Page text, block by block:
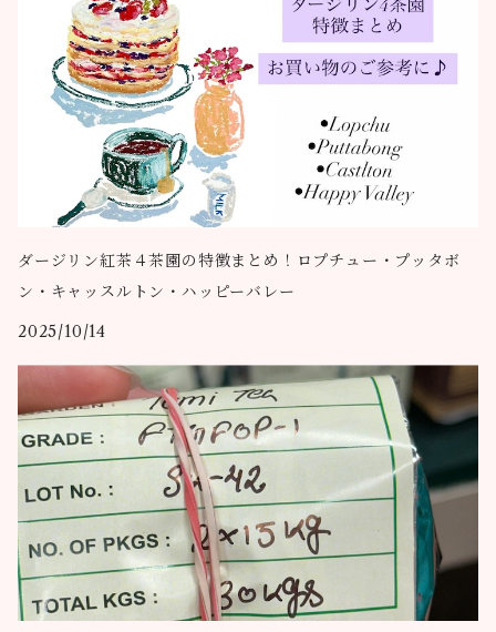
ダージリン紅茶４茶園の特徴まとめ！ロプチュー・プッタボ
ン・キャッスルトン・ハッピーバレー
2025/10/14